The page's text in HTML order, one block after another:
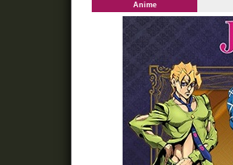
Anime